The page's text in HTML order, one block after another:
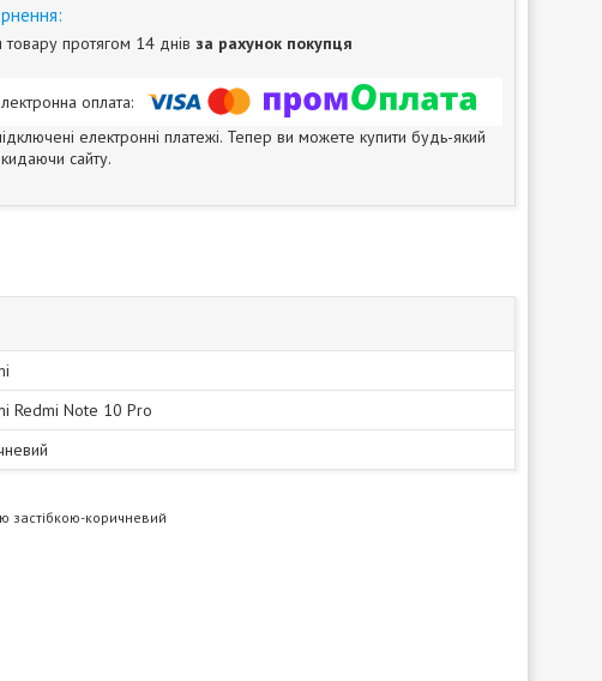
протягом 14 днів за рахунок покупця
електронні платежі. Тепер ви можете купити будь-який
сайту.
Redmi Note 10 Pro
застібкою-коричневий